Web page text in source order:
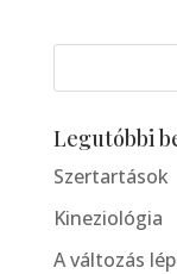
Legutóbbi
Szertartások
Kineziológia
A változás